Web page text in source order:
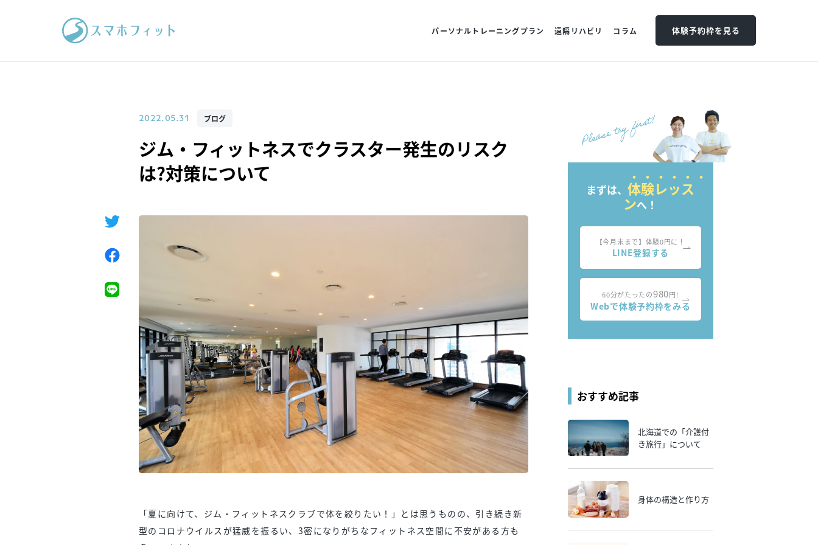
パーソナルトレーニングプラン 遠隔リハビリ コラム 体験予約枠を見る
2022.05.31 ブログ
ジム・フィットネスでクラスター発生のリスク
は?対策について
「夏に向けて、ジム・フィットネスクラブで体を絞りたい！」とは思うものの、引き続き新
型のコロナウイルスが猛威を振るい、3密になりがちなフィットネス空間に不安がある方も
まずは、体験レッス
ンへ！
【今月末まで】体験0円に！
LINE登録する
60分がたったの980円!
Webで体験予約枠をみる
おすすめ記事
北海道での「介護付
き旅行」について
身体の構造と作り方